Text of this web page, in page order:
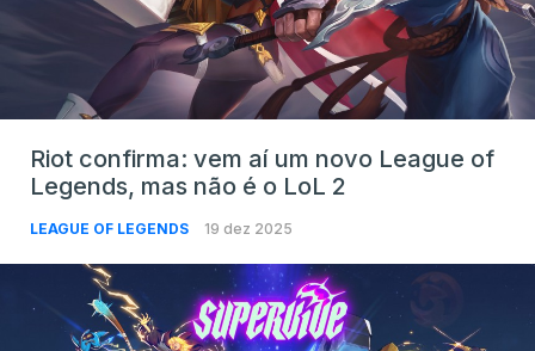
Riot confirma: vem aí um novo League of
Legends, mas não é o LoL 2
LEAGUE OF LEGENDS 19 dez 2025